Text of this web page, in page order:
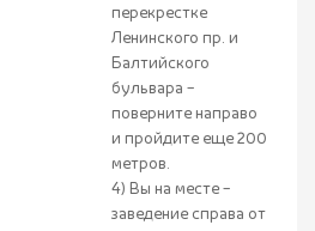
перекрестке
Ленинского пр. и
Балтийского
бульвара –
поверните направо
и пройдите еще 200
метров.
4) Вы на месте –
заведение справа от